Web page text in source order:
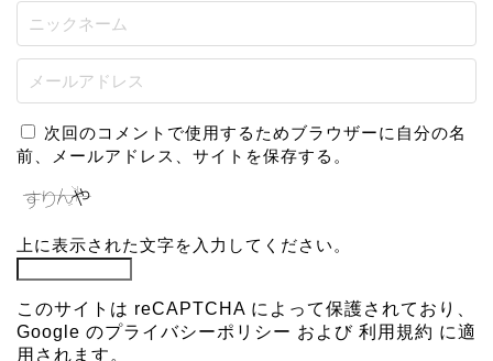
次回のコメントで使用するためブラウザーに自分の名
前、メールアドレス、サイトを保存する。
上に表示された文字を入力してください。
このサイトは reCAPTCHA によって保護されており、
Google のプライバシーポリシー および 利用規約 に適
用されます。